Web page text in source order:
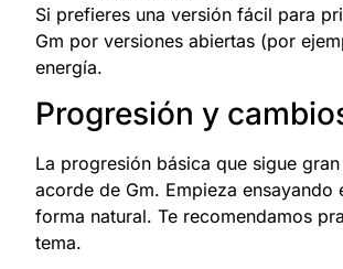
Si prefieres una versión fácil para
Gm por versiones abiertas (por
energía.
Progresión y
La progresión básica que sigue
acorde de Gm. Empieza
forma natural. Te recomendamos
tema.